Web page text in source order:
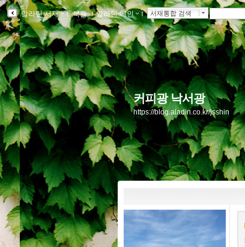
알라딘 서재 ｌ북플ｌ알라딘 메인 ｌ 서재통합 검색
커피광 낙서광
https://blog.aladin.co.kr/jsshin